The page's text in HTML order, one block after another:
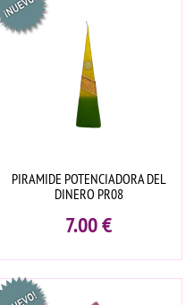
PIRAMIDE POTENCIADORA DEL
DINERO PR08
7.00€